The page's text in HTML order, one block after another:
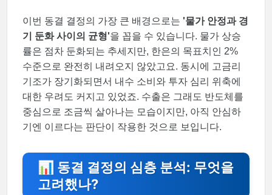
이번 동결 결정의 가장 큰 배경으로는 '물가 안정과 경
기 둔화 사이의 균형'을 꼽을 수 있습니다. 물가 상승
률은 점차 둔화되는 추세지만, 한은의 목표치인 2%
수준으로 완전히 내려오지 않았고요. 동시에 고금리
기조가 장기화되면서 내수 소비와 투자 심리 위축에
대한 우려도 커지고 있었죠. 수출은 그래도 반도체를
중심으로 조금씩 살아나는 모습이지만, 아직 안심하
기엔 이르다는 판단이 작용한 것으로 보입니다.
📊 동결 결정의 심층 분석: 무엇을
고려했나?